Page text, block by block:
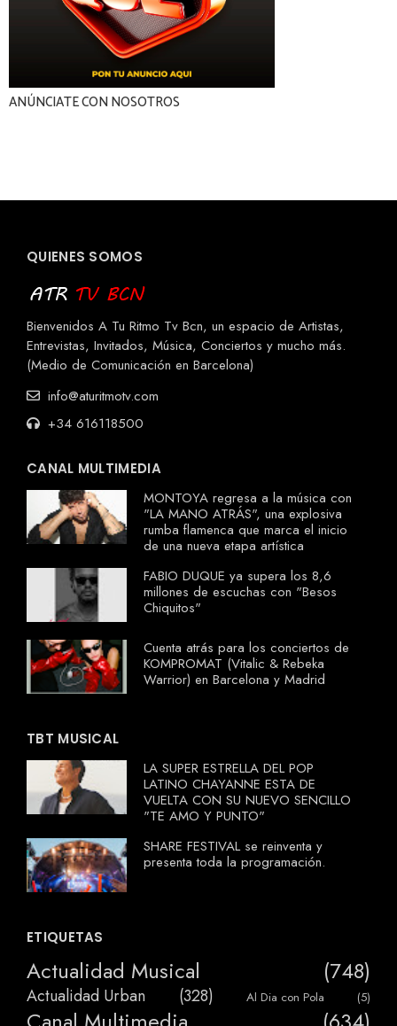
ANÚNCIATE CON NOSOTROS
QUIENES SOMOS
Bienvenidos A Tu Ritmo Tv Bcn, un espacio de Artistas,
Entrevistas, Invitados, Música, Conciertos y mucho más.
(Medio de Comunicación en Barcelona)
info@aturitmotv.com
+34 616118500
CANAL MULTIMEDIA
MONTOYA regresa a la música con
"LA MANO ATRÁS", una explosiva
rumba flamenca que marca el inicio
de una nueva etapa artística
FABIO DUQUE ya supera los 8,6
millones de escuchas con "Besos
Chiquitos"
Cuenta atrás para los conciertos de
KOMPROMAT (Vitalic & Rebeka
Warrior) en Barcelona y Madrid
TBT MUSICAL
LA SUPER ESTRELLA DEL POP
LATINO CHAYANNE ESTA DE
VUELTA CON SU NUEVO SENCILLO
"TE AMO Y PUNTO"
SHARE FESTIVAL se reinventa y
presenta toda la programación.
ETIQUETAS
Actualidad Musical (748)
Actualidad Urban (328) Al Dia con Pola (5)